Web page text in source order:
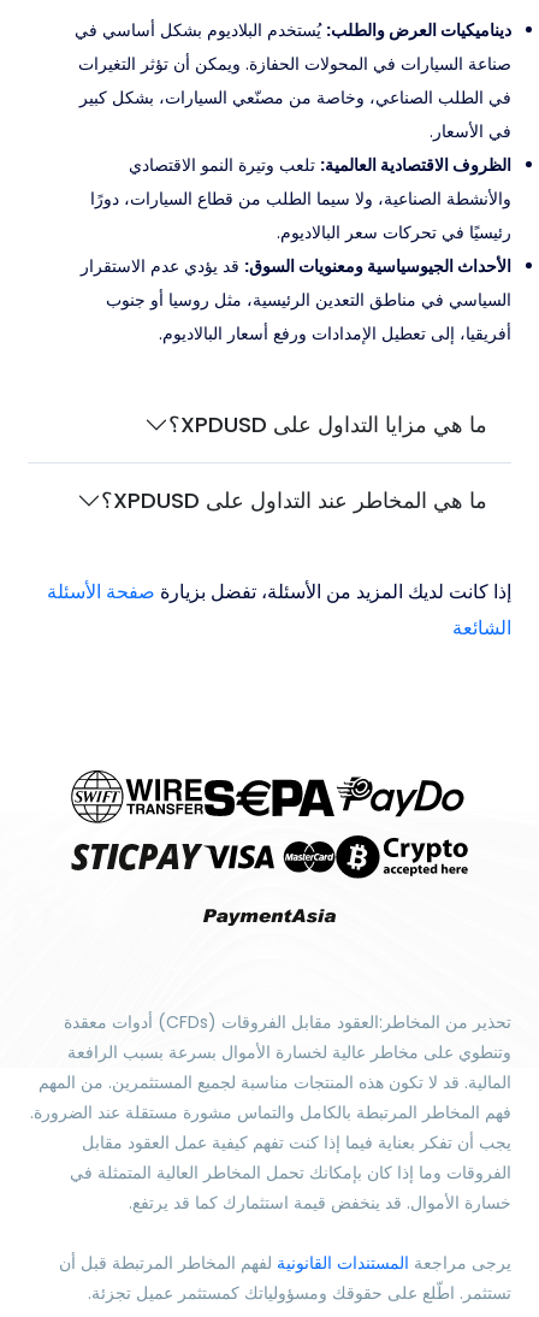
ديناميكيات العرض والطلب: يُستخدم البلاديوم بشكل أساسي في
صناعة السيارات في المحولات الحفازة. ويمكن أن تؤثر التغيرات
في الطلب الصناعي، وخاصة من مصنّعي السيارات، بشكل كبير
في الأسعار.
الظروف الاقتصادية العالمية: تلعب وتيرة النمو الاقتصادي
والأنشطة الصناعية، ولا سيما الطلب من قطاع السيارات، دورًا
رئيسيًا في تحركات سعر البالاديوم.
الأحداث الجيوسياسية ومعنويات السوق: قد يؤدي عدم الاستقرار
السياسي في مناطق التعدين الرئيسية، مثل روسيا أو جنوب
أفريقيا، إلى تعطيل الإمدادات ورفع أسعار البالاديوم.
ما هي مزايا التداول على XPDUSD؟
ما هي المخاطر عند التداول على XPDUSD؟
إذا كانت لديك المزيد من الأسئلة، تفضل بزيارة صفحة الأسئلة
الشائعة
تحذير من المخاطر:العقود مقابل الفروقات (CFDs) أدوات معقدة
وتنطوي على مخاطر عالية لخسارة الأموال بسرعة بسبب الرافعة
المالية. قد لا تكون هذه المنتجات مناسبة لجميع المستثمرين. من المهم
فهم المخاطر المرتبطة بالكامل والتماس مشورة مستقلة عند الضرورة.
يجب أن تفكر بعناية فيما إذا كنت تفهم كيفية عمل العقود مقابل
الفروقات وما إذا كان بإمكانك تحمل المخاطر العالية المتمثلة في
خسارة الأموال. قد ينخفض قيمة استثمارك كما قد يرتفع.
يرجى مراجعة المستندات القانونية لفهم المخاطر المرتبطة قبل أن
تستثمر. اطّلع على حقوقك ومسؤولياتك كمستثمر عميل تجزئة.